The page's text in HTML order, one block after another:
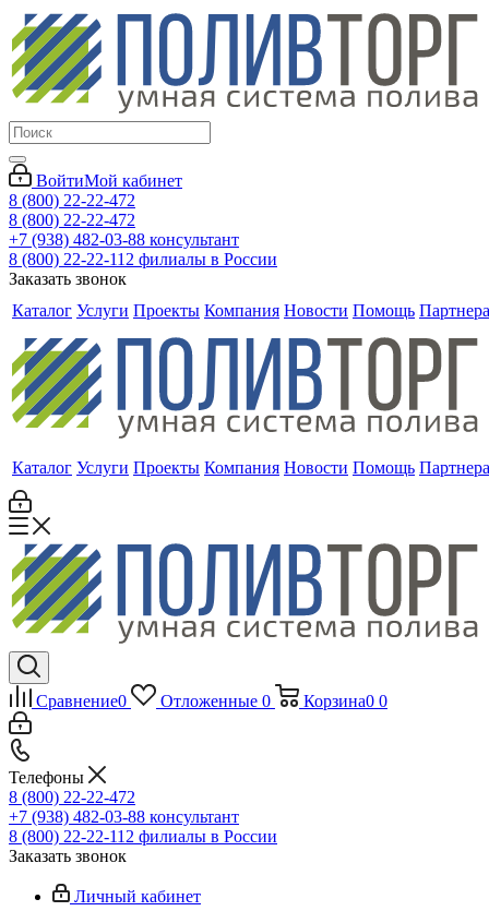
ВойтиМой кабинет
8 (800) 22-22-472
8 (800) 22-22-472
+7 (938) 482-03-88 консультант
8 (800) 22-22-112 филиалы в России
Заказать звонок
Каталог Услуги Проекты Компания Новости Помощь
Каталог Услуги Проекты Компания Новости Помощь
Сравнение0 Отложенные 0 Корзина0 0
Телефоны
8 (800) 22-22-472
+7 (938) 482-03-88 консультант
8 (800) 22-22-112 филиалы в России
Заказать звонок
Личный кабинет